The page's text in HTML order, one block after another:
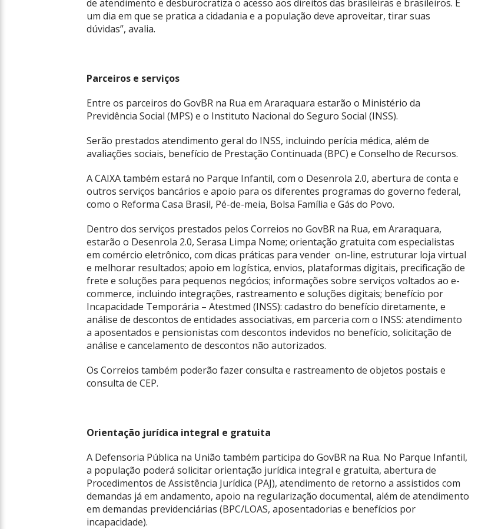
de atendimento e desburocratiza o acesso aos direitos das brasileiras e brasileiros. É
um dia em que se pratica a cidadania e a população deve aproveitar, tirar suas
dúvidas”, avalia.
Parceiros e serviços
Entre os parceiros do GovBR na Rua em Araraquara estarão o Ministério da
Previdência Social (MPS) e o Instituto Nacional do Seguro Social (INSS).
Serão prestados atendimento geral do INSS, incluindo perícia médica, além de
avaliações sociais, benefício de Prestação Continuada (BPC) e Conselho de Recursos.
A CAIXA também estará no Parque Infantil, com o Desenrola 2.0, abertura de conta e
outros serviços bancários e apoio para os diferentes programas do governo federal,
como o Reforma Casa Brasil, Pé-de-meia, Bolsa Família e Gás do Povo.
Dentro dos serviços prestados pelos Correios no GovBR na Rua, em Araraquara,
estarão o Desenrola 2.0, Serasa Limpa Nome; orientação gratuita com especialistas
em comércio eletrônico, com dicas práticas para vender on-line, estruturar loja virtual
e melhorar resultados; apoio em logística, envios, plataformas digitais, precificação de
frete e soluções para pequenos negócios; informações sobre serviços voltados ao e-
commerce, incluindo integrações, rastreamento e soluções digitais; benefício por
Incapacidade Temporária – Atestmed (INSS): cadastro do benefício diretamente, e
análise de descontos de entidades associativas, em parceria com o INSS: atendimento
a aposentados e pensionistas com descontos indevidos no benefício, solicitação de
análise e cancelamento de descontos não autorizados.
Os Correios também poderão fazer consulta e rastreamento de objetos postais e
consulta de CEP.
Orientação jurídica integral e gratuita
A Defensoria Pública na União também participa do GovBR na Rua. No Parque Infantil,
a população poderá solicitar orientação jurídica integral e gratuita, abertura de
Procedimentos de Assistência Jurídica (PAJ), atendimento de retorno a assistidos com
demandas já em andamento, apoio na regularização documental, além de atendimento
em demandas previdenciárias (BPC/LOAS, aposentadorias e benefícios por
incapacidade).